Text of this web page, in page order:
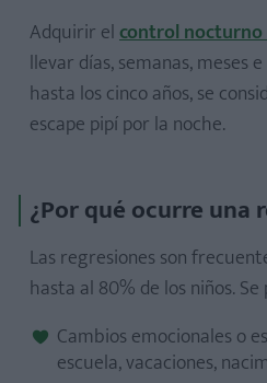
Adquirir elcontrol
llevar días, semanas, meses
hasta los cinco años, se
escape pipí por la noche.
¿Por qué ocurre una
Las regresiones son
hasta al 80% de los niños.
Cambios emocionales o
escuela, vacaciones,